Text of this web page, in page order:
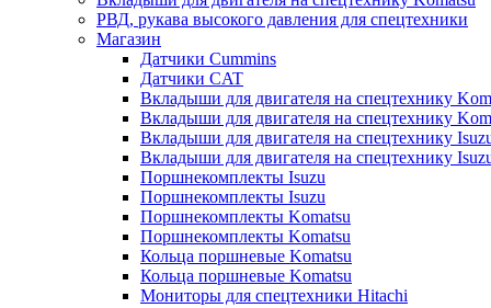
РВД, рукава высокого давления для спецтехники
Магазин
Датчики Cummins
Датчики CAT
Вкладыши для двигателя на спецтехнику
Вкладыши для двигателя на спецтехнику
Вкладыши для двигателя на спецтехнику
Вкладыши для двигателя на спецтехнику
Поршнекомплекты Isuzu
Поршнекомплекты Isuzu
Поршнекомплекты Komatsu
Поршнекомплекты Komatsu
Кольца поршневые Komatsu
Кольца поршневые Komatsu
Мониторы для спецтехники Hitachi